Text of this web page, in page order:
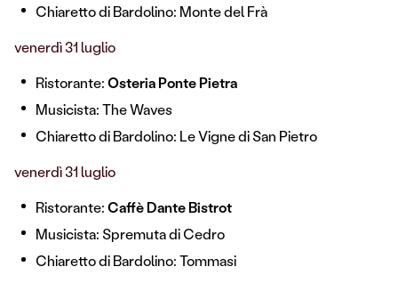
Chiaretto di Bardolino: Monte del Frà
venerdì 31 luglio
Ristorante:Osteria Ponte Pietra
Musicista: The Waves
Chiaretto di Bardolino: Le Vigne di San Pietro
venerdì 31 luglio
Ristorante:Caffè Dante Bistrot
Musicista: Spremuta di Cedro
Chiaretto di Bardolino: Tommasi